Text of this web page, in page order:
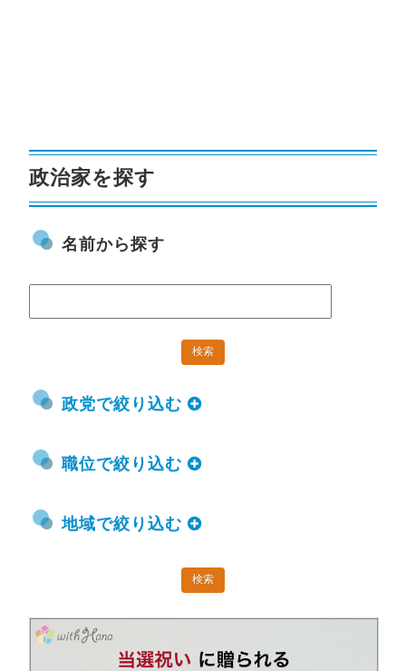
政治家を探す
名前から探す
政党で絞り込む
職位で絞り込む
地域で絞り込む